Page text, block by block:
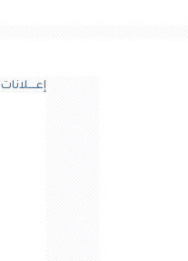
إعــــلانات